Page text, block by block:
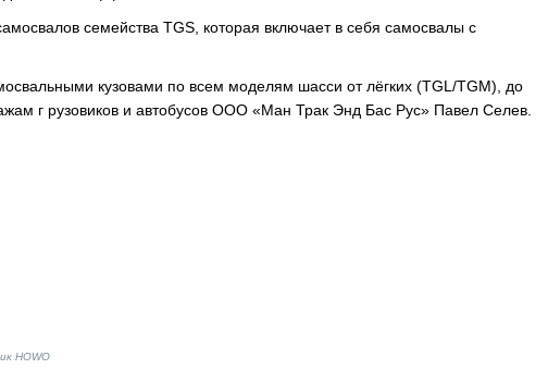
семейства TGS, которая включает в себя самосвалы с
кузовами по всем моделям шасси от лёгких (TGL/TGM), до
г рузовиков и автобусов ООО «Ман Трак Энд Бас Рус» Павел Селев.
HOWO